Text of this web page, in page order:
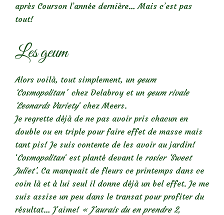
après Courson l’année dernière… Mais c’est pas
tout!
Les geum
Alors voilà, tout simplement, un geum
‘Cosmopolitan’ chez Delabroy et un geum rivale
‘Leonards Variety‘ chez Meers.
Je regrette déjà de ne pas avoir pris chacun en
double ou en triple pour faire effet de masse mais
tant pis! Je suis contente de les avoir au jardin!
‘Cosmopolitan‘ est planté devant le rosier ‘Sweet
Juliet’. Ca manquait de fleurs ce printemps dans ce
coin là et à lui seul il donne déjà un bel effet. Je me
suis assise un peu dans le transat pour profiter du
résultat… J’aime! « J’aurais du en prendre 2,